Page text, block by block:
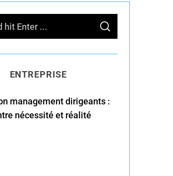
S
A
C
ENTREPRISE